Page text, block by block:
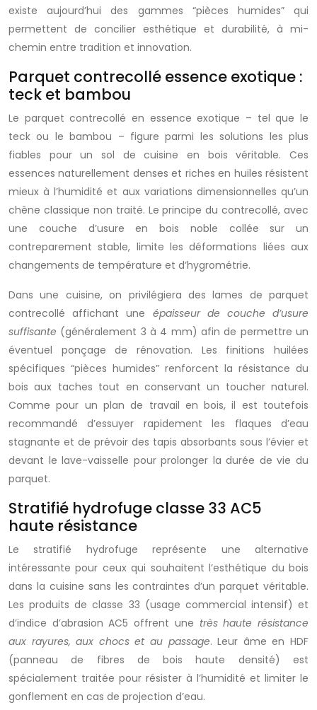
existe aujourd’hui des gammes “pièces humides” qui
permettent de concilier esthétique et durabilité, à mi-
chemin entre tradition et innovation.
Parquet contrecollé essence exotique :
teck et bambou
Le parquet contrecollé en essence exotique – tel que le
teck ou le bambou – figure parmi les solutions les plus
fiables pour un sol de cuisine en bois véritable. Ces
essences naturellement denses et riches en huiles résistent
mieux à l’humidité et aux variations dimensionnelles qu’un
chêne classique non traité. Le principe du contrecollé, avec
une couche d’usure en bois noble collée sur un
contreparement stable, limite les déformations liées aux
changements de température et d’hygrométrie.
Dans une cuisine, on privilégiera des lames de parquet
contrecollé affichant une épaisseur de couche d’usure
suffisante (généralement 3 à 4 mm) afin de permettre un
éventuel ponçage de rénovation. Les finitions huilées
spécifiques “pièces humides” renforcent la résistance du
bois aux taches tout en conservant un toucher naturel.
Comme pour un plan de travail en bois, il est toutefois
recommandé d’essuyer rapidement les flaques d’eau
stagnante et de prévoir des tapis absorbants sous l’évier et
devant le lave-vaisselle pour prolonger la durée de vie du
parquet.
Stratifié hydrofuge classe 33 AC5
haute résistance
Le stratifié hydrofuge représente une alternative
intéressante pour ceux qui souhaitent l’esthétique du bois
dans la cuisine sans les contraintes d’un parquet véritable.
Les produits de classe 33 (usage commercial intensif) et
d’indice d’abrasion AC5 offrent une très haute résistance
aux rayures, aux chocs et au passage. Leur âme en HDF
(panneau de fibres de bois haute densité) est
spécialement traitée pour résister à l’humidité et limiter le
gonflement en cas de projection d’eau.